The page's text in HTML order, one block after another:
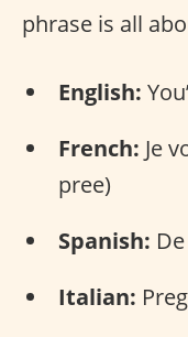
phrase is all
English:
French: Je
pree)
Spanish:
Italian: